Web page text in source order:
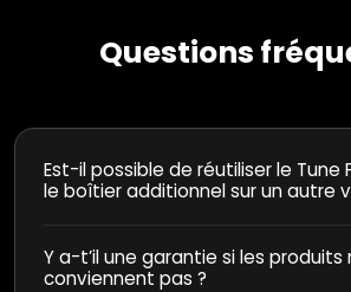
Questions
Est-il possible de réutiliser le Tune
le boîtier additionnel sur un autre
Y a-t’il une garantie si les produits
conviennent pas ?